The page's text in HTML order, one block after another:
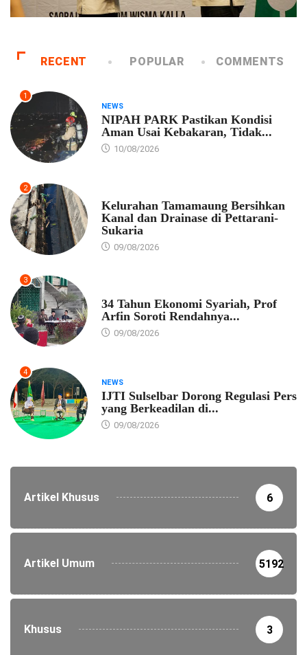
RECENT POPULAR COMMENTS
1
NEWS
NIPAH PARK Pastikan Kondisi
Aman Usai Kebakaran, Tidak...
10/08/2026
2
Kelurahan Tamamaung Bersihkan
Kanal dan Drainase di Pettarani-
Sukaria
09/08/2026
3
34 Tahun Ekonomi Syariah, Prof
Arfin Soroti Rendahnya...
09/08/2026
4
NEWS
IJTI Sulselbar Dorong Regulasi Pers
yang Berkeadilan di...
09/08/2026
Artikel Khusus 6
Artikel Umum 5192
Khusus 3